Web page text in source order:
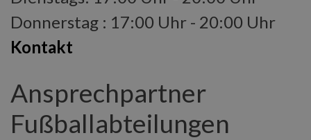
Donnerstag : 17:00 Uhr - 20:00 Uhr
Kontakt
Ansprechpartner
Fußballabteilungen